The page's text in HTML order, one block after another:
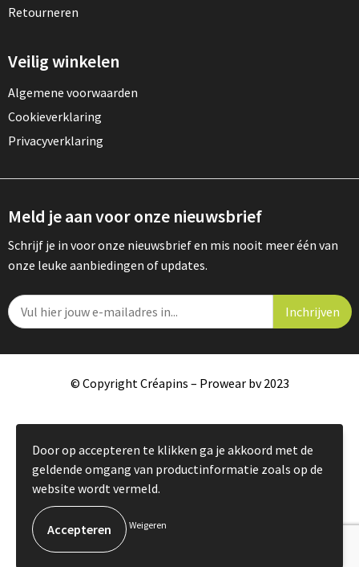
Retourneren
Veilig winkelen
Algemene voorwaarden
Cookieverklaring
Privacyverklaring
Meld je aan voor onze nieuwsbrief
Schrijf je in voor onze nieuwsbrief en mis nooit meer één van
onze leuke aanbiedingen of updates.
© Copyright Créapins – Prowear bv 2023
Door op accepteren te klikken ga je akkoord met de
geldende omgang van productinformatie zoals op de
website wordt vermeld.
Weigeren